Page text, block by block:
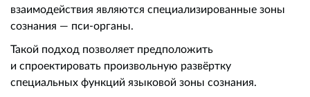
взаимодействия являются специализированные зоны
сознания — пси-органы.
Такой подход позволяет предположить
и спроектировать произвольную развёртку
специальных функций языковой зоны сознания.